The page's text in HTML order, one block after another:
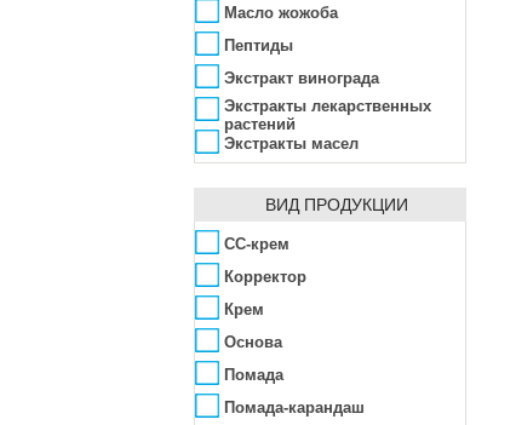
Givenchy
Green People
Guerlain
Helena Rubinstein
Holika Holika
ISEHAN
Jeu'Demeure
L.A. Girl Cosmetics
La Prairie
Lumene
L’Oréal
Maike
Масло жожоба
Пептиды
Экстракт винограда
Экстракты лекарственных
растений
Экстракты масел
ВИД ПРОДУКЦИИ
CC-крем
Корректор
Крем
Основа
Помада
Помада-карандаш